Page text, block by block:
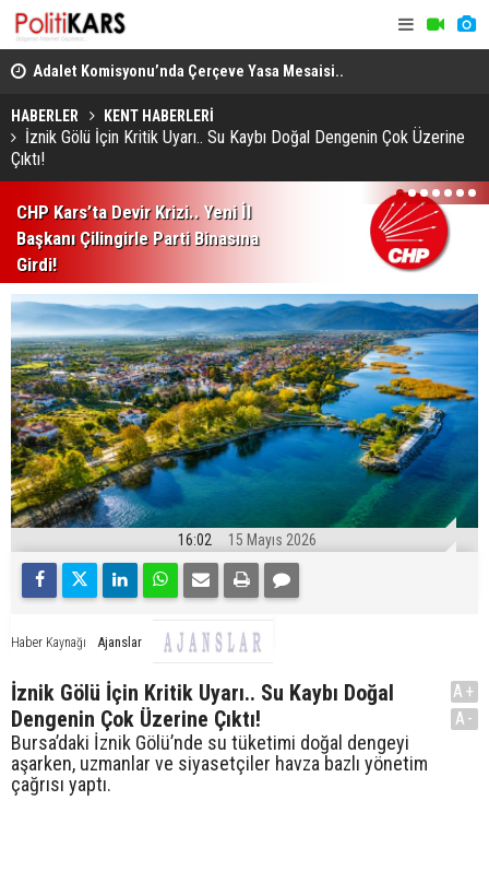
Adalet Komisyonu’nda Çerçeve Yasa Mesaisi..
Görüşmeler Tartışmalarla Başladı!
HABERLER KENT HABERLERİ
İznik Gölü İçin Kritik Uyarı.. Su Kaybı Doğal Dengenin Çok Üzerine
Çıktı!
CHP Kars’ta Devir Krizi.. Yeni İl
Başkanı Çilingirle Parti Binasına
Girdi!
1 2 3 4 5 6 7
16:02 15 Mayıs 2026
Haber Kaynağı Ajanslar
İznik Gölü İçin Kritik Uyarı.. Su Kaybı Doğal
Dengenin Çok Üzerine Çıktı!
Bursa’daki İznik Gölü’nde su tüketimi doğal dengeyi
aşarken, uzmanlar ve siyasetçiler havza bazlı yönetim
çağrısı yaptı.
A+
A-